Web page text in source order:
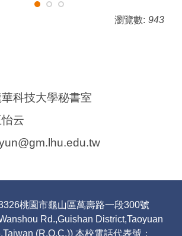
瀏覽數: 943
科技大學秘書室
云
桃園市龜山區萬壽路一段300號
Rd.,Guishan District,Taoyuan
(R.O.C.)) 本校電話代表號：